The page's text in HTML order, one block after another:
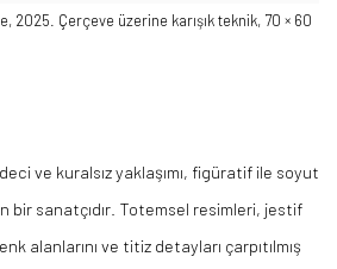
2025. Çerçeve üzerine karışık teknik, 70 × 60
ve kuralsız yaklaşımı, figüratif ile soyut
bir sanatçıdır. Totemsel resimleri, jestif
alanlarını ve titiz detayları çarpıtılmış